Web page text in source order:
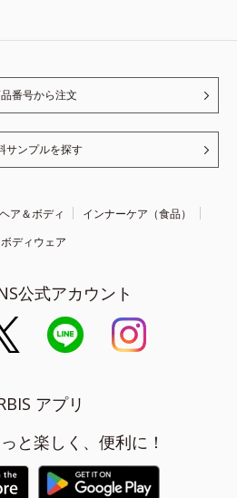
番号から注文
サンプルを探す
ヘア＆ボディ
インナーケア（食品）
ボディウェア
公式アカウント
アプリ
と楽しく、便利に！